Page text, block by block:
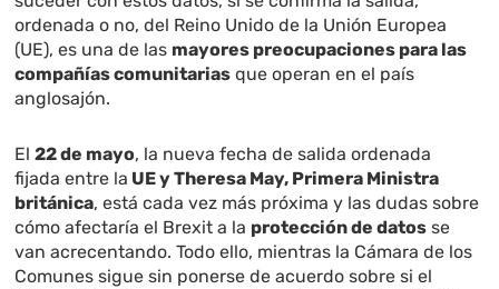
ordenada o no, del Reino Unido de la Unión Europea
(UE), es una de las mayores preocupaciones para las
compañías comunitarias que operan en el país
anglosajón.
El22 de mayo, la nueva fecha de salida ordenada
fijada entre la UE y Theresa May, Primera Ministra
británica, está cada vez más próxima y las dudas sobre
cómo afectaría el Brexit a la protección de datos se
van acrecentando. Todo ello, mientras la Cámara de los
Comunes sigue sin ponerse de acuerdo sobre si el